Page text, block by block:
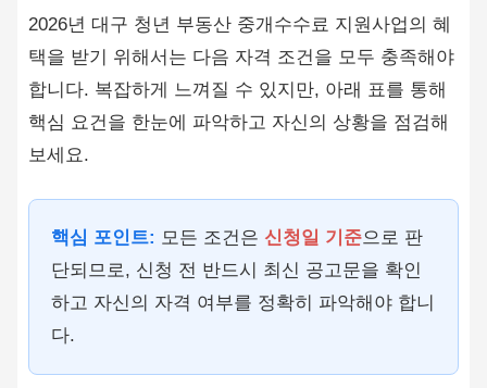
2026년 대구 청년 부동산 중개수수료 지원사업의 혜
택을 받기 위해서는 다음 자격 조건을 모두 충족해야
합니다. 복잡하게 느껴질 수 있지만, 아래 표를 통해
핵심 요건을 한눈에 파악하고 자신의 상황을 점검해
보세요.
핵심 포인트: 모든 조건은 신청일 기준으로 판
단되므로, 신청 전 반드시 최신 공고문을 확인
하고 자신의 자격 여부를 정확히 파악해야 합니
다.